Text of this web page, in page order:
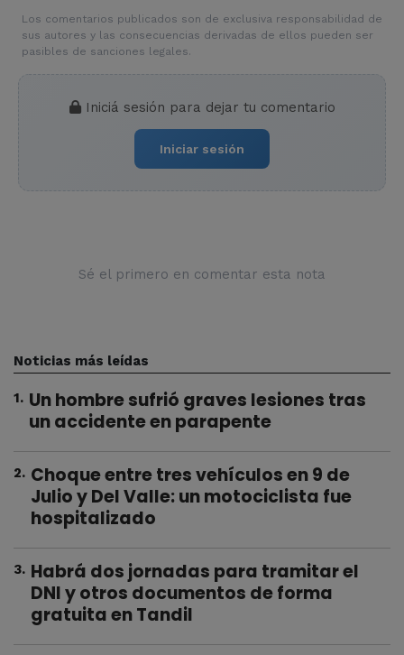
Los comentarios publicados son de exclusiva responsabilidad de
sus autores y las consecuencias derivadas de ellos pueden ser
pasibles de sanciones legales.
Iniciá sesión para dejar tu comentario
Iniciar sesión
Sé el primero en comentar esta nota
Noticias más leídas
1. Un hombre sufrió graves lesiones tras
un accidente en parapente
2. Choque entre tres vehículos en 9 de
Julio y Del Valle: un motociclista fue
hospitalizado
3. Habrá dos jornadas para tramitar el
DNI y otros documentos de forma
gratuita en Tandil